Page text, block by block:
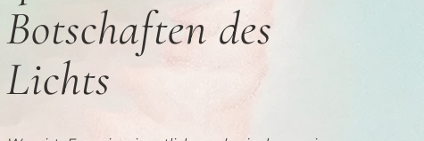
Botschaften des
Lichts